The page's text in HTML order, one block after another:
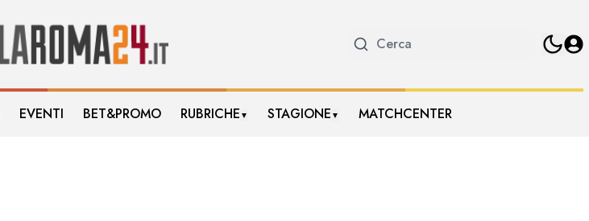
EVENTI BET&PROMO RUBRICHE ▼ STAGIONE ▼ MATCHCENTER